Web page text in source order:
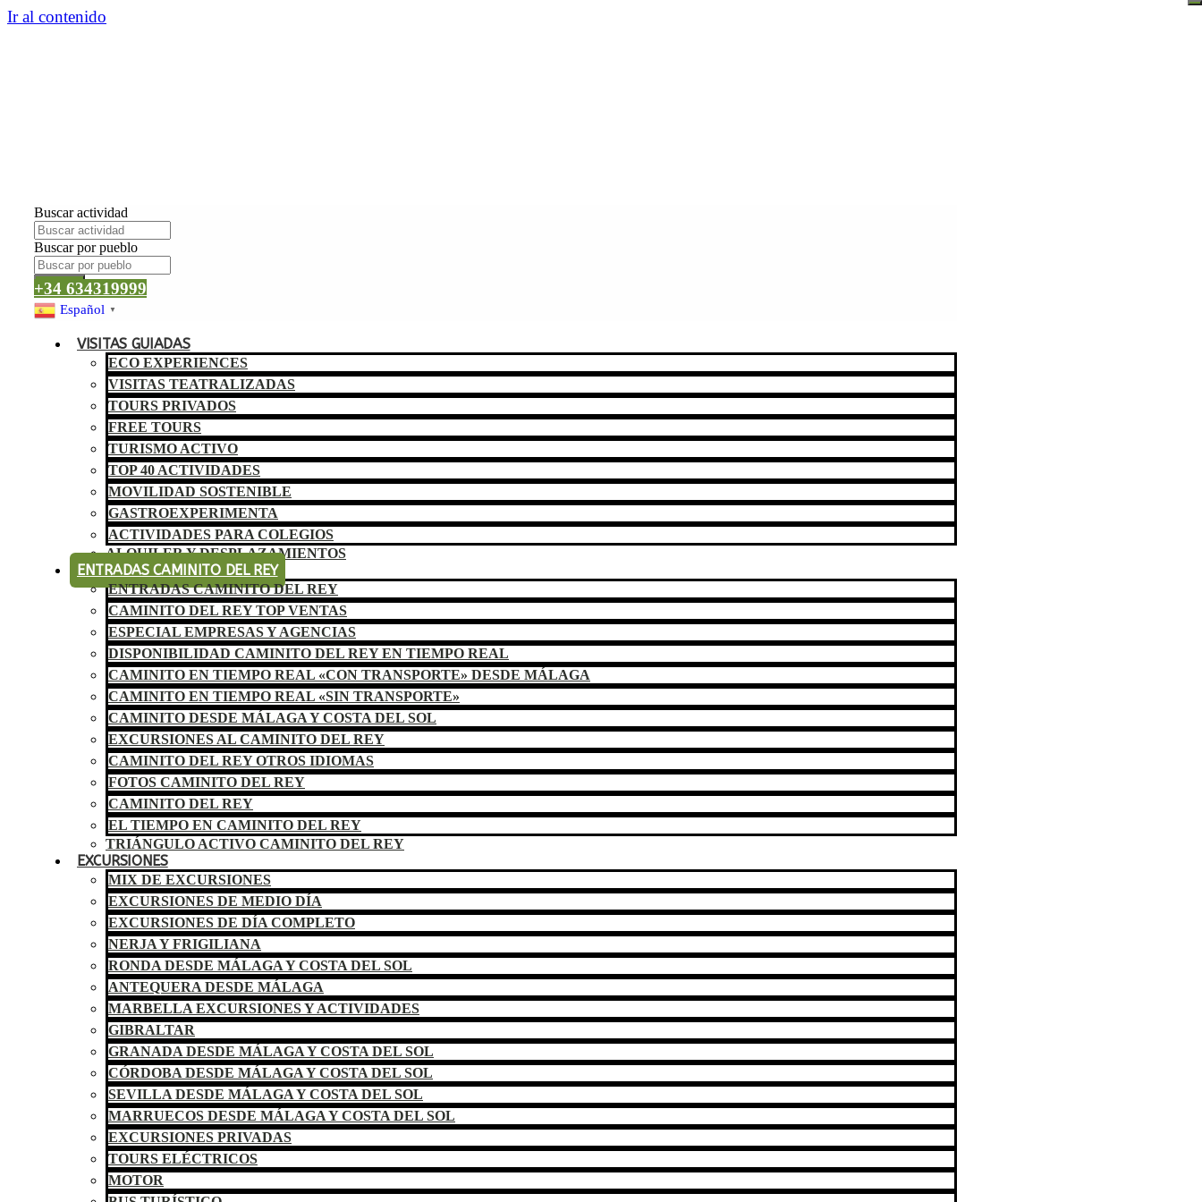
Ir al contenido
Buscar actividad
Buscar por pueblo
Buscar
+34 634319999
Español ▼
VISITAS GUIADAS
ECO EXPERIENCES
VISITAS TEATRALIZADAS
TOURS PRIVADOS
FREE TOURS
TURISMO ACTIVO
TOP 40 ACTIVIDADES
MOVILIDAD SOSTENIBLE
GASTROEXPERIMENTA
ACTIVIDADES PARA COLEGIOS
ALQUILER Y DESPLAZAMIENTOS
ENTRADAS CAMINITO DEL REY
ENTRADAS CAMINITO DEL REY
CAMINITO DEL REY TOP VENTAS
ESPECIAL EMPRESAS Y AGENCIAS
DISPONIBILIDAD CAMINITO DEL REY EN TIEMPO REAL
CAMINITO EN TIEMPO REAL «CON TRANSPORTE» DESDE MÁLAGA
CAMINITO EN TIEMPO REAL «SIN TRANSPORTE»
CAMINITO DESDE MÁLAGA Y COSTA DEL SOL
EXCURSIONES AL CAMINITO DEL REY
CAMINITO DEL REY OTROS IDIOMAS
FOTOS CAMINITO DEL REY
CAMINITO DEL REY
EL TIEMPO EN CAMINITO DEL REY
TRIÁNGULO ACTIVO CAMINITO DEL REY
EXCURSIONES
MIX DE EXCURSIONES
EXCURSIONES DE MEDIO DÍA
EXCURSIONES DE DÍA COMPLETO
NERJA Y FRIGILIANA
RONDA DESDE MÁLAGA Y COSTA DEL SOL
ANTEQUERA DESDE MÁLAGA
MARBELLA EXCURSIONES Y ACTIVIDADES
GIBRALTAR
GRANADA DESDE MÁLAGA Y COSTA DEL SOL
CÓRDOBA DESDE MÁLAGA Y COSTA DEL SOL
SEVILLA DESDE MÁLAGA Y COSTA DEL SOL
MARRUECOS DESDE MÁLAGA Y COSTA DEL SOL
EXCURSIONES PRIVADAS
TOURS ELÉCTRICOS
MOTOR